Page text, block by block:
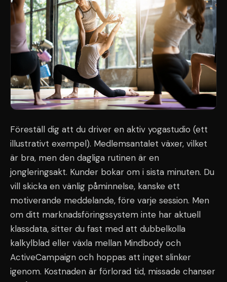
Föreställ dig att du driver en aktiv yogastudio (ett
illustrativt exempel). Medlemsantalet växer, vilket
är bra, men den dagliga rutinen är en
jongleringsakt. Kunder bokar om i sista minuten. Du
vill skicka en vänlig påminnelse, kanske ett
motiverande meddelande, före varje session. Men
om ditt marknadsföringssystem inte har aktuell
klassdata, sitter du fast med att dubbelkolla
kalkylblad eller växla mellan Mindbody och
ActiveCampaign och hoppas att inget slinker
igenom. Kostnaden är förlorad tid, missade chanser